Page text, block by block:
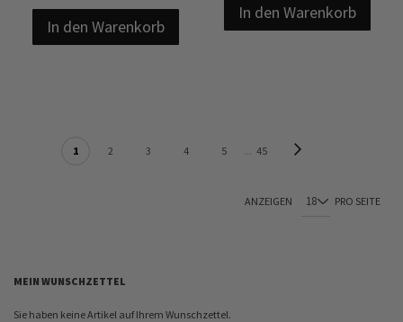
In den Warenkorb
In den Warenkorb
Sie lesen gerade Seite
1 Seite
2 Seite
3 4 5 Seite
45
ANZEIGEN PRO SEITE
MEIN WUNSCHZETTEL
Sie haben keine Artikel auf Ihrem Wunschzettel.